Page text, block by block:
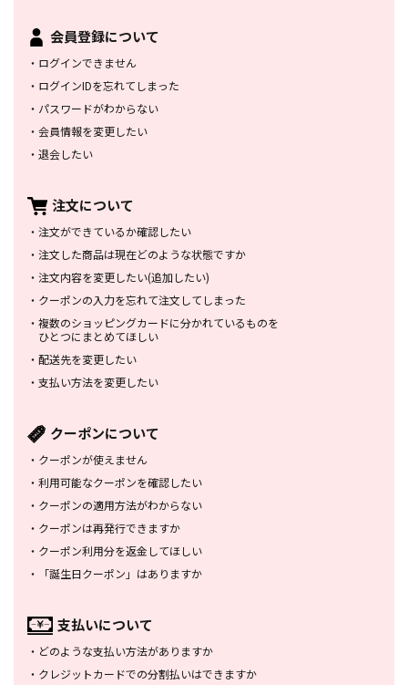
会員登録について
・ ログインできません
・ ログインIDを忘れてしまった
・ パスワードがわからない
・ 会員情報を変更したい
・ 退会したい
注文について
・ 注文ができているか確認したい
・ 注文した商品は現在どのような状態ですか
・ 注文内容を変更したい(追加したい)
・ クーポンの入力を忘れて注文してしまった
・ 複数のショッピングカードに分かれているものを
ひとつにまとめてほしい
・ 配送先を変更したい
・ 支払い方法を変更したい
クーポンについて
・ クーポンが使えません
・ 利用可能なクーポンを確認したい
・ クーポンの適用方法がわからない
・ クーポンは再発行できますか
・ クーポン利用分を返金してほしい
・
「誕生日クーポン」はありますか
支払いについて
・ どのような支払い方法がありますか
・ クレジットカードでの分割払いはできますか